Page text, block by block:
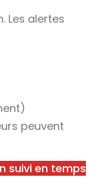
Les alertes
peuvent
suivi en temps